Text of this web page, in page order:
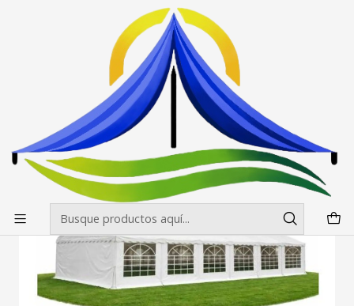
Envíos gratis desde $500.000 en Santiago
Carpas de Ceremonia / Evento
Carpa 14x7 mt PVC Alta Resistencia 100% Impermeable